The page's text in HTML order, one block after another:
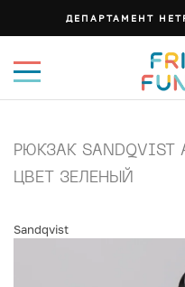
ДЕПАРТАМЕНТ
РЮКЗАК SANDQVIST
ЦВЕТ ЗЕЛЕНЫЙ
Sandqvist